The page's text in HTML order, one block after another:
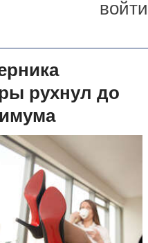
войти
рухнул до